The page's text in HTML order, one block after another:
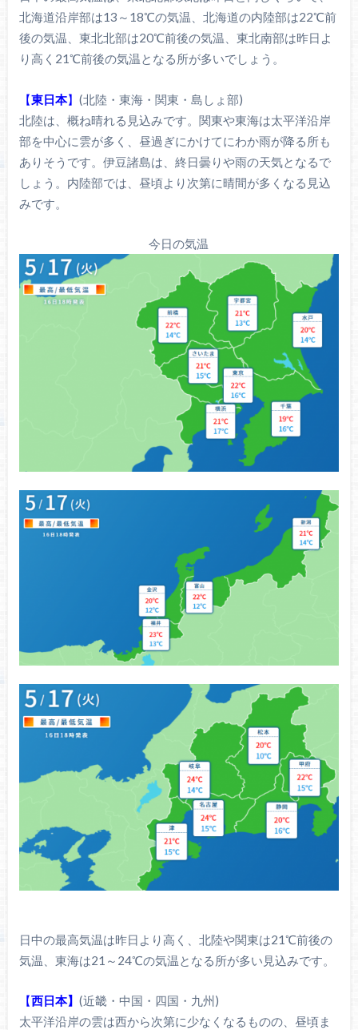
北海道沿岸部は13～18℃の気温、北海道の内陸部は22℃前
後の気温、東北北部は20℃前後の気温、東北南部は昨日よ
り高く21℃前後の気温となる所が多いでしょう。
【東日本】 (北陸・東海・関東・島しょ部)
北陸は、概ね晴れる見込みです。関東や東海は太平洋沿岸
部を中心に雲が多く、昼過ぎにかけてにわか雨が降る所も
ありそうです。伊豆諸島は、終日曇りや雨の天気となるで
しょう。内陸部では、昼頃より次第に晴間が多くなる見込
みです。
今日の気温
日中の最高気温は昨日より高く、北陸や関東は21℃前後の
気温、東海は21～24℃の気温となる所が多い見込みです。
【西日本】 (近畿・中国・四国・九州)
太平洋沿岸の雲は西から次第に少なくなるものの、昼頃ま